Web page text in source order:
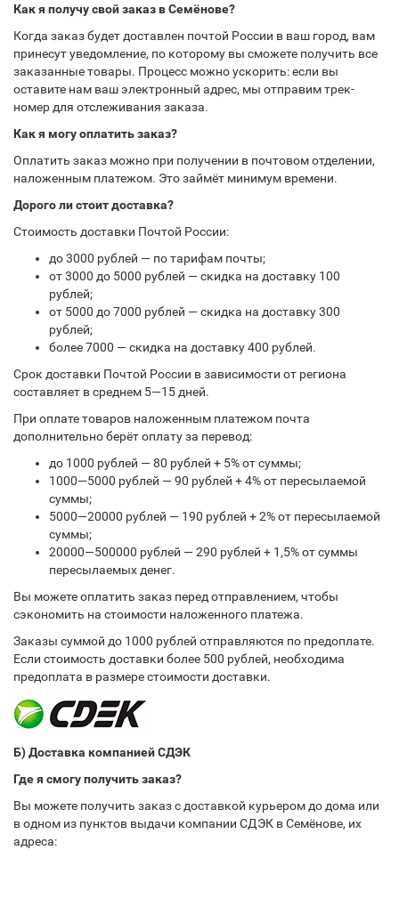
Как я получу свой заказ в Семёнове?
Когда заказ будет доставлен почтой России в ваш город, вам
принесут уведомление, по которому вы сможете получить все
заказанные товары. Процесс можно ускорить: если вы
оставите нам ваш электронный адрес, мы отправим трек-
номер для отслеживания заказа.
Как я могу оплатить заказ?
Оплатить заказ можно при получении в почтовом отделении,
наложенным платежом. Это займёт минимум времени.
Дорого ли стоит доставка?
Стоимость доставки Почтой России:
до 3000 рублей — по тарифам почты;
от 3000 до 5000 рублей — скидка на доставку 100
рублей;
от 5000 до 7000 рублей — скидка на доставку 300
рублей;
более 7000 — скидка на доставку 400 рублей.
Срок доставки Почтой России в зависимости от региона
составляет в среднем 5—15 дней.
При оплате товаров наложенным платежом почта
дополнительно берёт оплату за перевод:
до 1000 рублей — 80 рублей + 5% от суммы;
1000—5000 рублей — 90 рублей + 4% от пересылаемой
суммы;
5000—20000 рублей — 190 рублей + 2% от пересылаемой
суммы;
20000—500000 рублей — 290 рублей + 1,5% от суммы
пересылаемых денег.
Вы можете оплатить заказ перед отправлением, чтобы
сэкономить на стоимости наложенного платежа.
Заказы суммой до 1000 рублей отправляются по предоплате.
Если стоимость доставки более 500 рублей, необходима
предоплата в размере стоимости доставки.
Б) Доставка компанией СДЭК
Где я смогу получить заказ?
Вы можете получить заказ с доставкой курьером до дома или
в одном из пунктов выдачи компании СДЭК в Семёнове, их
адреса: